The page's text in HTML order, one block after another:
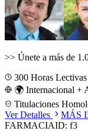
>> Únete a más de
300 Horas Lectivas
🌍 Internacional +
Titulaciones
Ver Detalles
MÁS
FARMACIAID: f3